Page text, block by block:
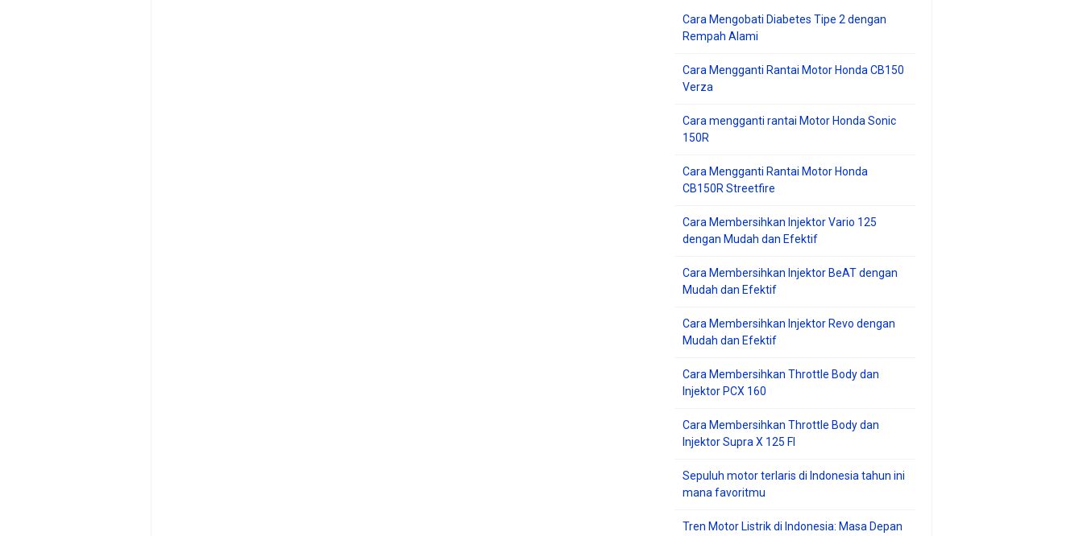
Cara Mengobati Diabetes Tipe 2 dengan
Rempah Alami
Cara Mengganti Rantai Motor Honda CB150
Verza
Cara mengganti rantai Motor Honda Sonic
150R
Cara Mengganti Rantai Motor Honda
CB150R Streetfire
Cara Membersihkan Injektor Vario 125
dengan Mudah dan Efektif
Cara Membersihkan Injektor BeAT dengan
Mudah dan Efektif
Cara Membersihkan Injektor Revo dengan
Mudah dan Efektif
Cara Membersihkan Throttle Body dan
Injektor PCX 160
Cara Membersihkan Throttle Body dan
Injektor Supra X 125 FI
Sepuluh motor terlaris di Indonesia tahun ini
mana favoritmu
Tren Motor Listrik di Indonesia: Masa Depan